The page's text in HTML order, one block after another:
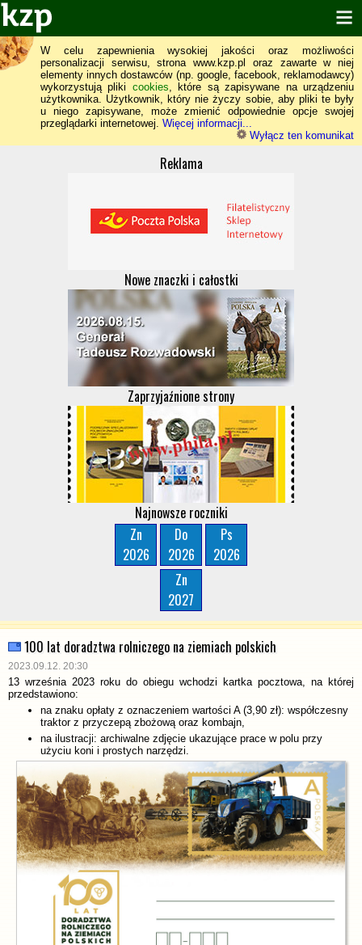
W celu zapewnienia wysokiej jakości oraz możliwości
personalizacji serwisu, strona www.kzp.pl oraz zawarte w niej
elementy innych dostawców (np. google, facebook, reklamodawcy)
wykorzystują pliki cookies, które są zapisywane na urządzeniu
użytkownika. Użytkownik, który nie życzy sobie, aby pliki te były
u niego zapisywane, może zmienić odpowiednie opcje swojej
przeglądarki internetowej. Więcej informacji...
Wyłącz ten komunikat
Reklama
Nowe znaczki i całostki
Zaprzyjaźnione strony
Najnowsze roczniki
Zn
2026
Do
2026
Ps
2026
Zn
2027
100 lat doradztwa rolniczego na ziemiach polskich
2023.09.12. 20:30
13 września 2023 roku do obiegu wchodzi kartka pocztowa, na której
przedstawiono:
na znaku opłaty z oznaczeniem wartości A (3,90 zł): współczesny
traktor z przyczepą zbożową oraz kombajn,
na ilustracji: archiwalne zdjęcie ukazujące prace w polu przy
użyciu koni i prostych narzędzi.